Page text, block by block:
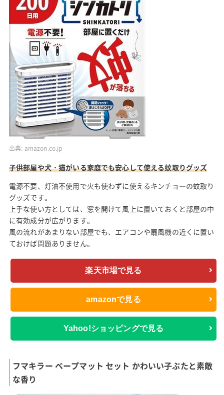
出典: amazon.co.jp
子供部屋や犬・猫がいる家庭でも安心して使える蚊取りグッズ
電源不要、灯油不使用で火も使わずに使えるキンチョーの蚊取り
グッズです。
上手な使い方としては、窓を開けて風上に置いておくと部屋の中
に有効成分が広がります。
風の流れがあまりない部屋でも、エアコンや扇風機の近くに置い
ておけば問題ありません。
楽天市場で見る
amazonで見る
Yahoo!ショッピングで見る
フマキラー ベープマット セット かわいい子ぶたと素敵
な香り